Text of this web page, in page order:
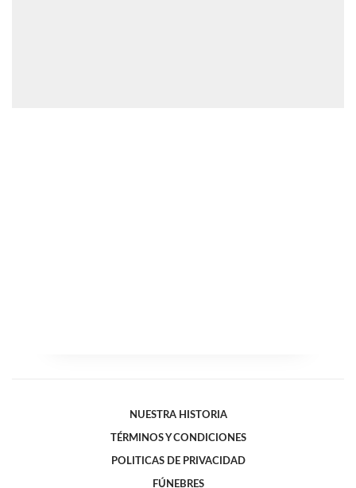
NUESTRA HISTORIA
TÉRMINOS Y CONDICIONES
POLITICAS DE PRIVACIDAD
FÚNEBRES